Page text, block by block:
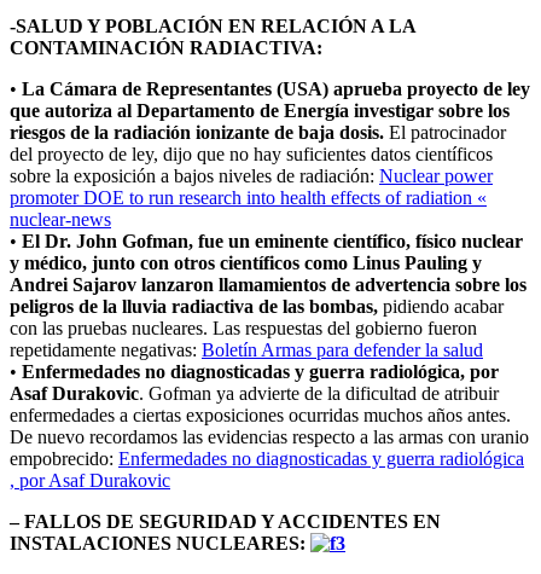
-SALUD Y POBLACIÓN EN RELACIÓN A LA
CONTAMINACIÓN RADIACTIVA:
• La Cámara de Representantes (USA) aprueba proyecto de ley
que autoriza al Departamento de Energía investigar sobre los
riesgos de la radiación ionizante de baja dosis. El patrocinador
del proyecto de ley, dijo que no hay suficientes datos científicos
sobre la exposición a bajos niveles de radiación: Nuclear power
promoter DOE to run research into health effects of radiation «
nuclear-news
• El Dr. John Gofman, fue un eminente científico, físico nuclear
y médico, junto con otros científicos como Linus Pauling y
Andrei Sajarov lanzaron llamamientos de advertencia sobre los
peligros de la lluvia radiactiva de las bombas, pidiendo acabar
con las pruebas nucleares. Las respuestas del gobierno fueron
repetidamente negativas: Boletín Armas para defender la salud
• Enfermedades no diagnosticadas y guerra radiológica, por
Asaf Durakovic. Gofman ya advierte de la dificultad de atribuir
enfermedades a ciertas exposiciones ocurridas muchos años antes.
De nuevo recordamos las evidencias respecto a las armas con uranio
empobrecido: Enfermedades no diagnosticadas y guerra radiológica
, por Asaf Durakovic
– FALLOS DE SEGURIDAD Y ACCIDENTES EN
INSTALACIONES NUCLEARES: